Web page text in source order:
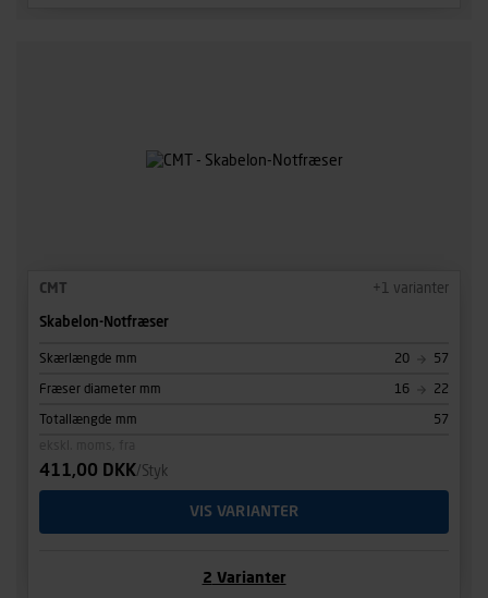
CMT +1 varianter
Skabelon-Notfræser
Skærlængde mm 20 57
Fræser diameter mm 16 22
Totallængde mm
57
411,00 DKK/Styk
VIS VARIANTER
2 Varianter